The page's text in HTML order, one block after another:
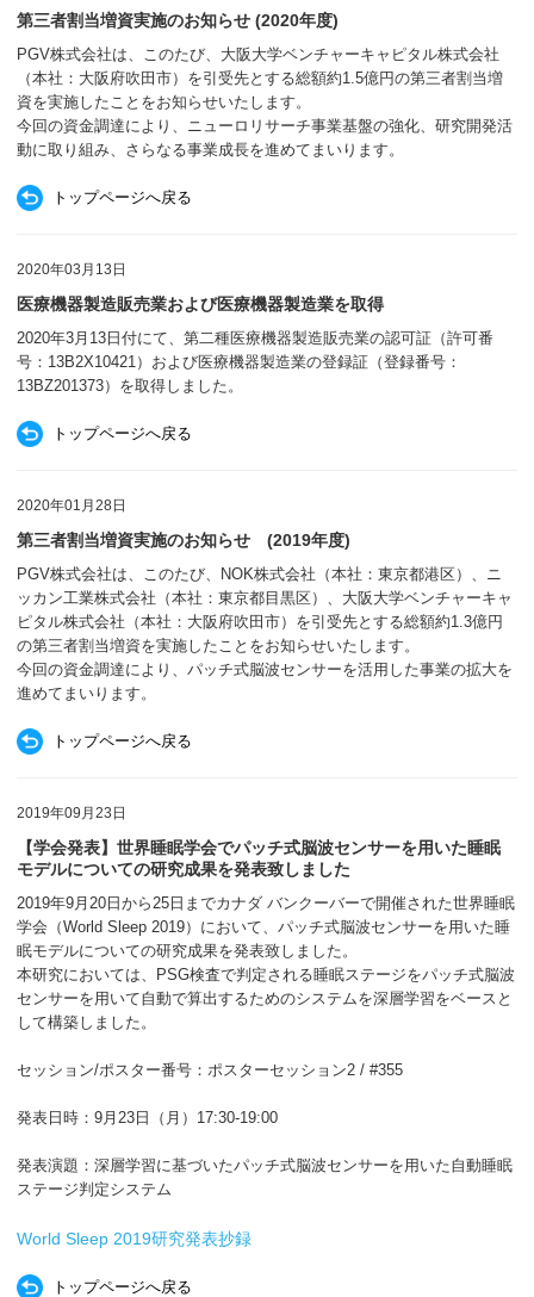
第三者割当増資実施のお知らせ (2020年度)
PGV株式会社は、このたび、大阪大学ベンチャーキャピタル株式会社
（本社：大阪府吹田市）を引受先とする総額約1.5億円の第三者割当増
資を実施したことをお知らせいたします。
今回の資金調達により、ニューロリサーチ事業基盤の強化、研究開発活
動に取り組み、さらなる事業成長を進めてまいります。
トップページへ戻る
2020年03月13日
医療機器製造販売業および医療機器製造業を取得
2020年3月13日付にて、第二種医療機器製造販売業の認可証（許可番
号：13B2X10421）および医療機器製造業の登録証（登録番号：
13BZ201373）を取得しました。
トップページへ戻る
2020年01月28日
第三者割当増資実施のお知らせ (2019年度)
PGV株式会社は、このたび、NOK株式会社（本社：東京都港区）、ニ
ッカン工業株式会社（本社：東京都目黒区）、大阪大学ベンチャーキャ
ピタル株式会社（本社：大阪府吹田市）を引受先とする総額約1.3億円
の第三者割当増資を実施したことをお知らせいたします。
今回の資金調達により、パッチ式脳波センサーを活用した事業の拡大を
進めてまいります。
トップページへ戻る
2019年09月23日
【学会発表】世界睡眠学会でパッチ式脳波センサーを用いた睡眠
モデルについての研究成果を発表致しました
2019年9月20日から25日までカナダ バンクーバーで開催された世界睡眠
学会（World Sleep 2019）において、パッチ式脳波センサーを用いた睡
眠モデルについての研究成果を発表致しました。
本研究においては、PSG検査で判定される睡眠ステージをパッチ式脳波
センサーを用いて自動で算出するためのシステムを深層学習をベースと
して構築しました。
セッション/ポスター番号：ポスターセッション2 / #355
発表日時：9月23日（月）17:30-19:00
発表演題：深層学習に基づいたパッチ式脳波センサーを用いた自動睡眠
ステージ判定システム
World Sleep 2019研究発表抄録
トップページへ戻る